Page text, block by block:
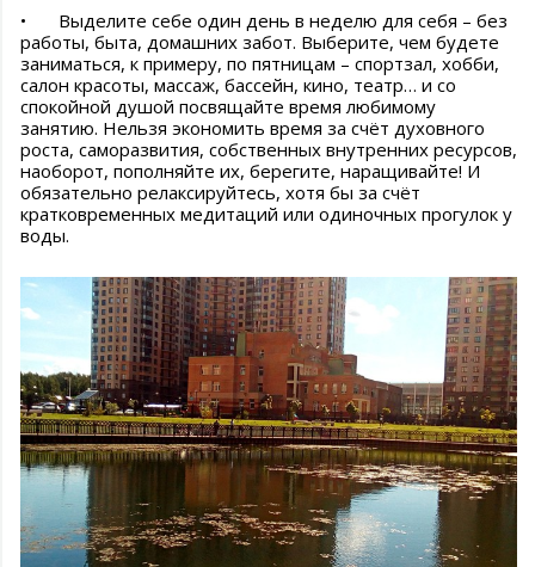
•
Выделите себе один день в неделю для себя – без
работы, быта, домашних забот. Выберите, чем будете
заниматься, к примеру, по пятницам – спортзал, хобби,
салон красоты, массаж, бассейн, кино, театр… и со
спокойной душой посвящайте время любимому
занятию. Нельзя экономить время за счёт духовного
роста, саморазвития, собственных внутренних ресурсов,
наоборот, пополняйте их, берегите, наращивайте! И
обязательно релаксируйтесь, хотя бы за счёт
кратковременных медитаций или одиночных прогулок у
воды.